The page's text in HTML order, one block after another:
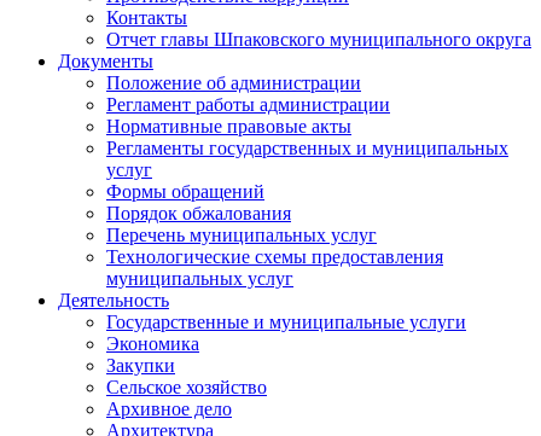
Контакты
Отчет главы Шпаковского муниципального округа
Документы
Положение об администрации
Регламент работы администрации
Нормативные правовые акты
Регламенты государственных и муниципальных
услуг
Формы обращений
Порядок обжалования
Перечень муниципальных услуг
Технологические схемы предоставления
муниципальных услуг
Деятельность
Государственные и муниципальные услуги
Экономика
Закупки
Сельское хозяйство
Архивное дело
Архитектура